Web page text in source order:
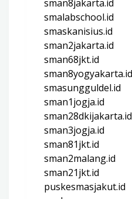
sman8jakarta.id
smalabschool.id
smaskanisius.id
sman2jakarta.id
sman68jkt.id
sman8yogyakarta.id
smasungguldel.id
sman1jogja.id
sman28dkijakarta.id
sman3jogja.id
sman81jkt.id
sman2malang.id
sman21jkt.id
puskesmasjakut.id